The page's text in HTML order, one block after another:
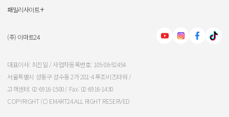
패밀리사이트+
신세계그룹
신세계백화점
이마트
신세계인터내셔날
신세계푸드
(주) 이마트24
대표이사: 최진일 / 사업자등록번호: 105-86-92454
서울특별시 성동구 성수동 2가 281-4 푸조비즈타워 /
고객센터: 02-6916-1500 / Fax: 02-6916-1430
COPYRIGHT (C) EMART24.ALL RIGHT RESERVED